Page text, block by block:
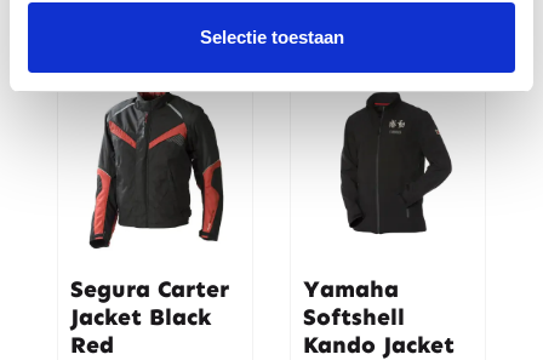
Selectie toestaan
prijs
€599,00.
prijs
€379,00.
was:
Segura Carter
Jacket Black
Red
Yamaha
Softshell
Kando Jacket